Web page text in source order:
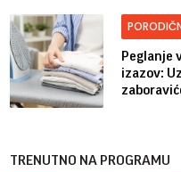
Peglanje
izazov:
TRENUTNO NA PROGRAMU